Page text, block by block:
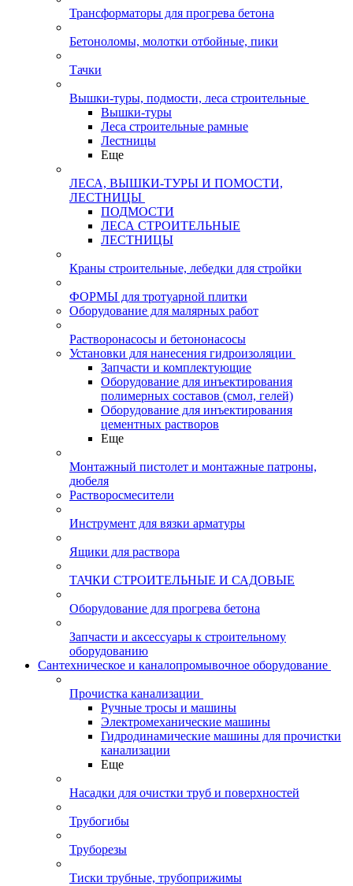
Трансформаторы для прогрева бетона
Бетоноломы, молотки отбойные, пики
Тачки
Вышки-туры, подмости, леса строительные
Вышки-туры
Леса строительные рамные
Лестницы
Еще
ЛЕСА, ВЫШКИ-ТУРЫ И ПОМОСТИ,
ЛЕСТНИЦЫ
ПОДМОСТИ
ЛЕСА СТРОИТЕЛЬНЫЕ
ЛЕСТНИЦЫ
Краны строительные, лебедки для стройки
ФОРМЫ для тротуарной плитки
Оборудование для малярных работ
Растворонасосы и бетононасосы
Установки для нанесения гидроизоляции
Запчасти и комплектующие
Оборудование для инъектирования
полимерных составов (смол, гелей)
Оборудование для инъектирования
цементных растворов
Еще
Монтажный пистолет и монтажные патроны,
дюбеля
Растворосмесители
Инструмент для вязки арматуры
Ящики для раствора
ТАЧКИ СТРОИТЕЛЬНЫЕ И САДОВЫЕ
Оборудование для прогрева бетона
Запчасти и аксессуары к строительному
оборудованию
Сантехническое и каналопромывочное оборудование
Прочистка канализации
Ручные тросы и машины
Электромеханические машины
Гидродинамические машины для прочистки
канализации
Еще
Насадки для очистки труб и поверхностей
Трубогибы
Труборезы
Тиски трубные, трубоприжимы